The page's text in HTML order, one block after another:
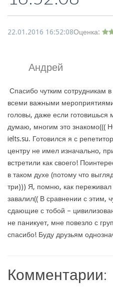
22.01.2016 16:52:08Оценка:
Андрей
Спасибо чутким сотрудникам
всеми важными
головы, даже если готовишься
думаю, многим это знакомо(((
ielts.su. Готовился я с
центру не имел изначально,
встретили как своего!
в таком духе (потому что
три))) Я, помню, как переживал
завалил(( В сравнении с этим,
сдающие с тобой –
не паникует, мне повезло с
спасибо! Буду друзьям
Комментарии: